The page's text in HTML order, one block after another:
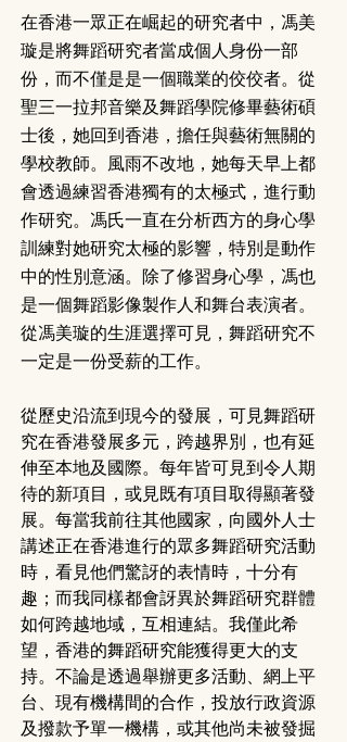
在香港一眾正在崛起的研究者中，馮美
璇是將舞蹈研究者當成個人身份一部
份，而不僅是是一個職業的佼佼者。從
聖三一拉邦音樂及舞蹈學院修畢藝術碩
士後，她回到香港，擔任與藝術無關的
學校教師。風雨不改地，她每天早上都
會透過練習香港獨有的太極式，進行動
作研究。馮氏一直在分析西方的身心學
訓練對她研究太極的影響，特別是動作
中的性別意涵。除了修習身心學，馮也
是一個舞蹈影像製作人和舞台表演者。
從馮美璇的生涯選擇可見，舞蹈研究不
一定是一份受薪的工作。
從歷史沿流到現今的發展，可見舞蹈研
究在香港發展多元，跨越界別，也有延
伸至本地及國際。每年皆可見到令人期
待的新項目，或見既有項目取得顯著發
展。每當我前往其他國家，向國外人士
講述正在香港進行的眾多舞蹈研究活動
時，看見他們驚訝的表情時，十分有
趣；而我同樣都會訝異於舞蹈研究群體
如何跨越地域，互相連結。我僅此希
望，香港的舞蹈研究能獲得更大的支
持。不論是透過舉辦更多活動、網上平
台、現有機構間的合作，投放行政資源
及撥款予單一機構，或其他尚未被發掘